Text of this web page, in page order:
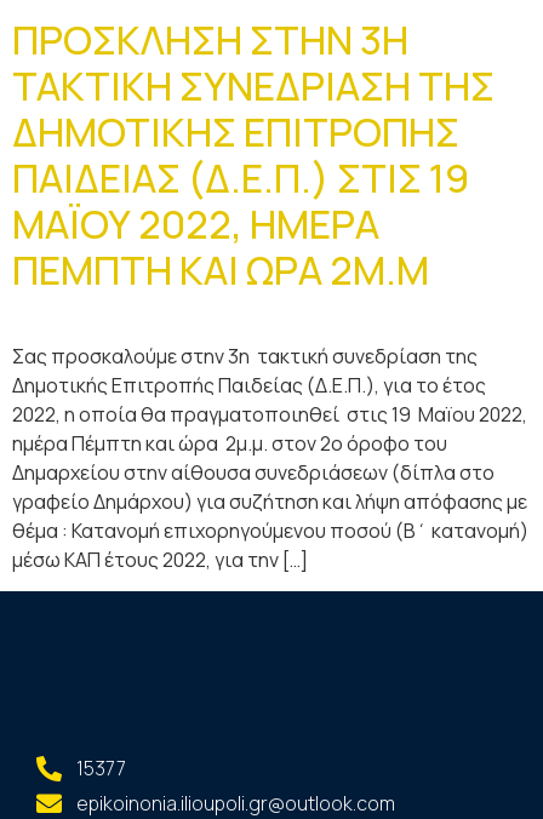
ΠΡΟΣΚΛΗΣΗ ΣΤΗΝ 3Η
ΤΑΚΤΙΚΗ ΣΥΝΕΔΡΙΑΣΗ ΤΗΣ
ΔΗΜΟΤΙΚΗΣ ΕΠΙΤΡΟΠΗΣ
ΠΑΙΔΕΙΑΣ (Δ.Ε.Π.) ΣΤΙΣ 19
ΜΑÏΟΥ 2022, ΗΜΕΡΑ
ΠΕΜΠΤΗ ΚΑΙ ΩΡΑ 2Μ.Μ
Σας προσκαλούμε στην 3η τακτική συνεδρίαση της
Δημοτικής Επιτροπής Παιδείας (Δ.Ε.Π.), για το έτος
2022, η οποία θα πραγματοποιηθεί στις 19 Μαïου 2022,
ημέρα Πέμπτη και ώρα 2μ.μ. στον 2ο όροφο του
Δημαρχείου στην αίθουσα συνεδριάσεων (δίπλα στο
γραφείο Δημάρχου) για συζήτηση και λήψη απόφασης με
θέμα : Κατανομή επιχορηγούμενου ποσού (Β΄ κατανομή)
μέσω ΚΑΠ έτους 2022, για την […]
15377
epikoinonia.ilioupoli.gr@outlook.com